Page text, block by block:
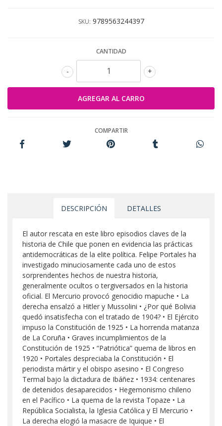
SKU: 9789563244397
CANTIDAD
+
-
COMPARTIR
DESCRIPCIÓN DETALLES
El autor rescata en este libro episodios claves de la
historia de Chile que ponen en evidencia las prácticas
antidemocráticas de la elite política. Felipe Portales ha
investigado minuciosamente cada uno de estos
sorprendentes hechos de nuestra historia,
generalmente ocultos o tergiversados en la historia
oficial. El Mercurio provocó genocidio mapuche • La
derecha ensalzó a Hitler y Mussolini • ¿Por qué Bolivia
quedó insatisfecha con el tratado de 1904? • El Ejército
impuso la Constitución de 1925 • La horrenda matanza
de La Coruña • Graves incumplimientos de la
Constitución de 1925 • “Patriótica” quema de libros en
1920 • Portales despreciaba la Constitución • El
periodista mártir y el obispo asesino • El Congreso
Termal bajo la dictadura de Ibáñez • 1934: centenares
de detenidos desaparecidos • Hegemonismo chileno
en el Pacífico • La quema de la revista Topaze • La
República Socialista, la Iglesia Católica y El Mercurio •
La derecha elogió la masacre de Iquique • El